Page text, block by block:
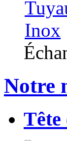
Notre
Tête